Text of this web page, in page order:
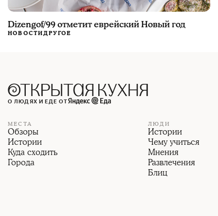
Dizengof/99 отметит еврейский Новый год
НОВОСТИДРУГОЕ
О ЛЮДЯХ И ЕДЕ ОТ
МЕСТА
Обзоры
Истории
Куда сходить
Города
ЛЮДИ
Истории
Чему учиться
Мнения
Развлечения
Блиц